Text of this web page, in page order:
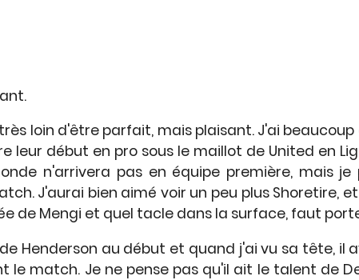
loin d'être parfait, mais plaisant. J'ai
leur début en pro sous le maillot de United en
n'arrivera pas en équipe première, mais
J'aurai bien aimé voir un peu plus Shoretire,
de Mengi et quel tacle dans la surface, faut
Henderson au début et quand j'ai vu sa tête, il
match. Je ne pense pas qu'il ait le talent de